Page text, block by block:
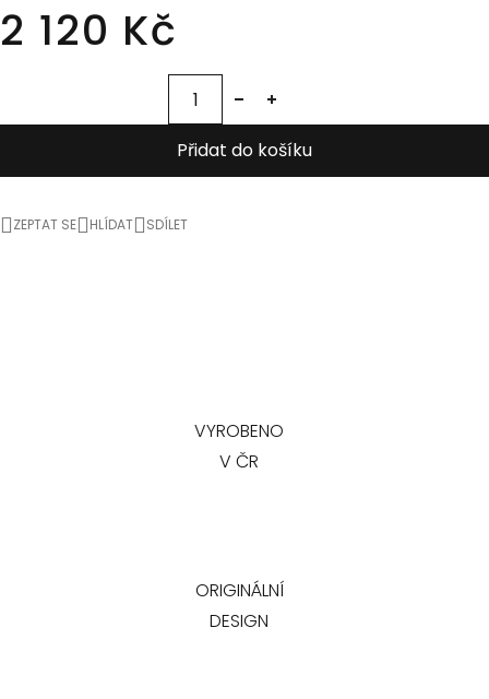
2 120 Kč
Přidat do košíku
ZEPTAT SE HLÍDAT SDÍLET
VYROBENO
V ČR
ORIGINÁLNÍ
DESIGN